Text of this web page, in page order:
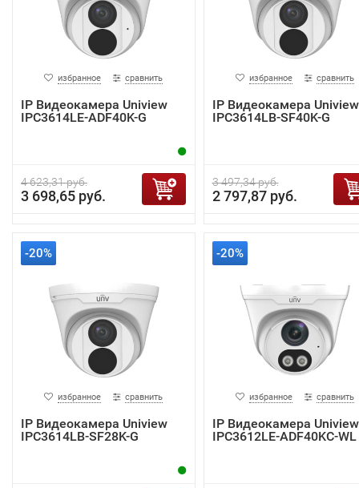
избранное сравнить
IP Видеокамера Uniview
IPC3614LE-ADF40K-G
4 623,31 руб.
3 698,65 руб.
избранное сравнить
IP Видеокамера Uniview
IPC3614LB-SF40K-G
3 497,34 руб.
2 797,87 руб.
-20%
избранное сравнить
IP Видеокамера Uniview
IPC3614LB-SF28K-G
-20%
избранное сравнить
IP Видеокамера Uniview
IPC3612LE-ADF40KC-WL